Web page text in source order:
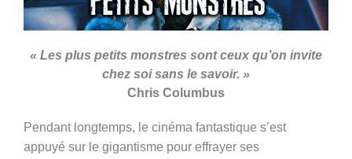
« Les plus petits monstres sont ceux qu’on invite
chez soi sans le savoir. »
Chris Columbus
Pendant longtemps, le cinéma fantastique s’est
appuyé sur le gigantisme pour effrayer ses